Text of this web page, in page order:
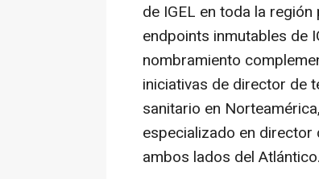
de IGEL en toda la
endpoints inmutables de
nombramiento
iniciativas de director de
sanitario en
especializado en
ambos lados del Atlántico.